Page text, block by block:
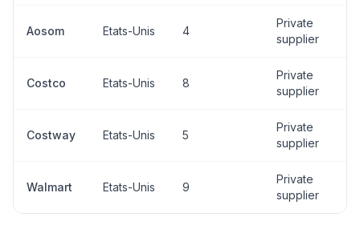
Aosom Etats-Unis 4
Private
supplier
Costco Etats-Unis 8
Private
supplier
Costway Etats-Unis 5
Private
supplier
Walmart Etats-Unis 9
Private
supplier